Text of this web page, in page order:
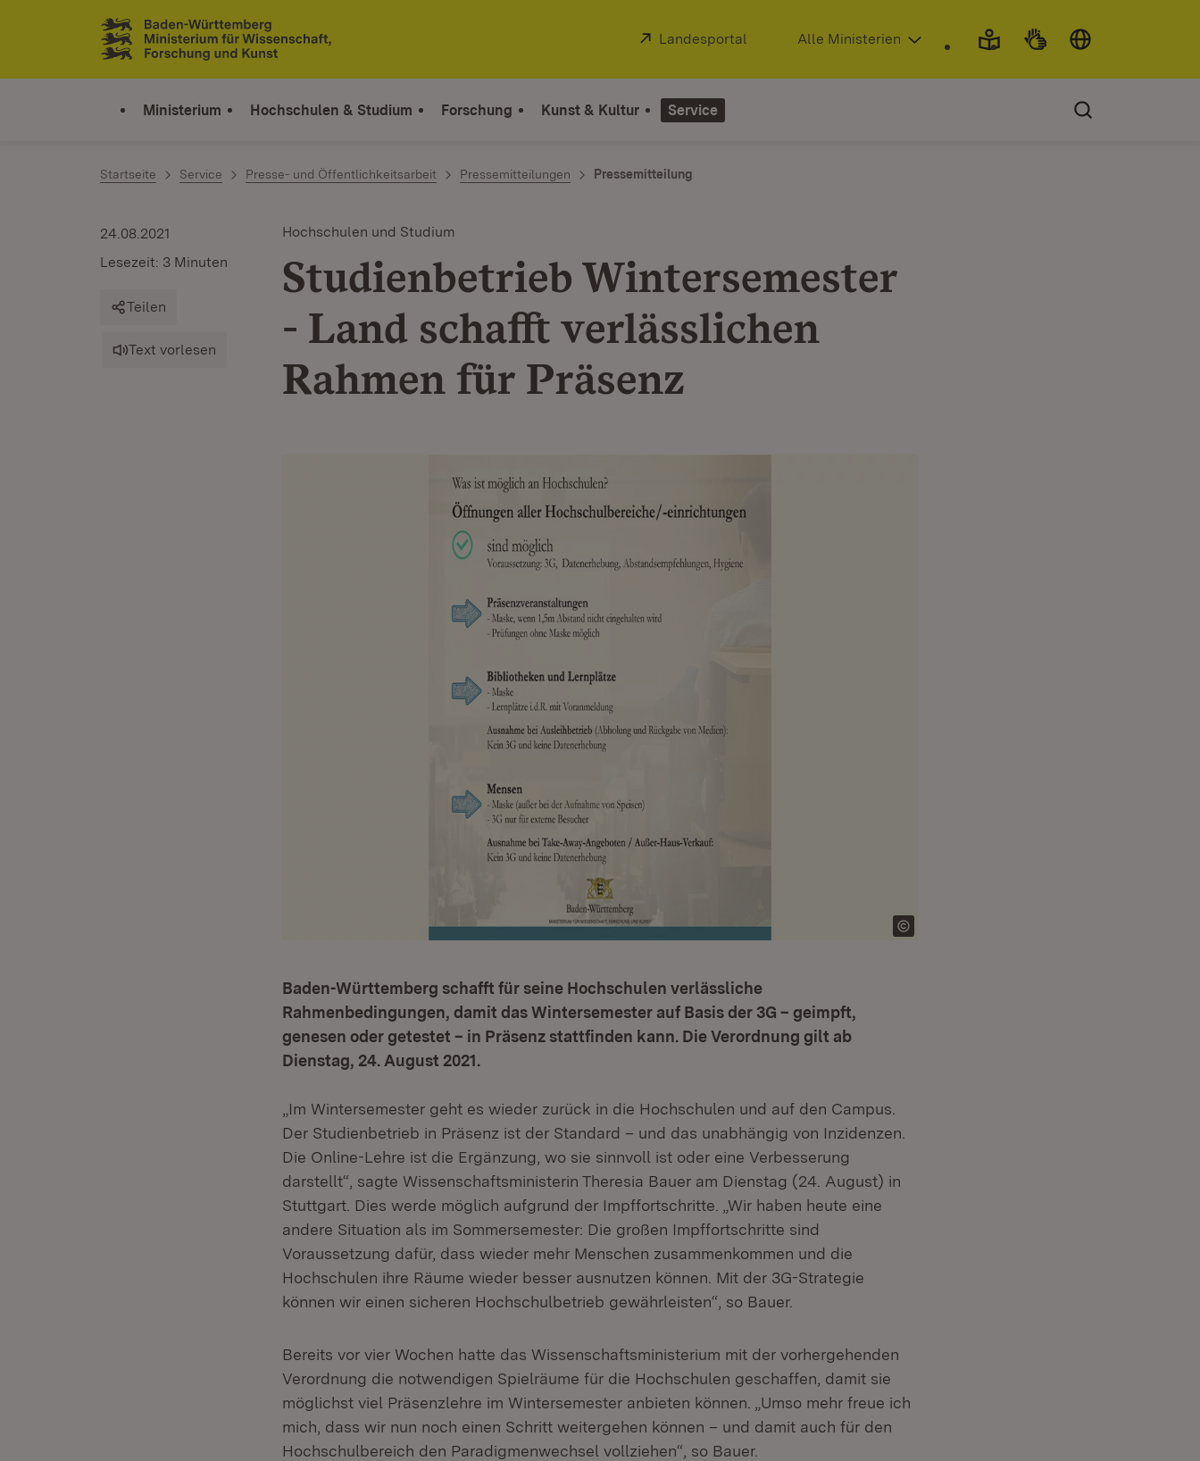
Zum Inhalt springen
Link zur Startseite
Extern:
Landesportal (Öffnet in neuem Fenster)
Alle Ministerien
Ministerium Hochschulen & Studium Forschung Kunst & Kultur Service
Startseite Service Presse- und Öffentlichkeitsarbeit Pressemitteilungen Pressemitteilung
Hochschulen und Studium
Studienbetrieb Wintersemester
- Land schafft verlässlichen
Rahmen für Präsenz
24.08.2021
Lesezeit: 3 Minuten
Teilen
Text vorlesen
Baden-Württemberg schafft für seine Hochschulen verlässliche
Rahmenbedingungen, damit das Wintersemester auf Basis der 3G – geimpft,
genesen oder getestet – in Präsenz stattfinden kann. Die Verordnung gilt ab
Dienstag, 24. August 2021.
„Im Wintersemester geht es wieder zurück in die Hochschulen und auf den Campus.
Der Studienbetrieb in Präsenz ist der Standard – und das unabhängig von Inzidenzen.
Die Online-Lehre ist die Ergänzung, wo sie sinnvoll ist oder eine Verbesserung
darstellt“, sagte Wissenschaftsministerin Theresia Bauer am Dienstag (24. August) in
Stuttgart. Dies werde möglich aufgrund der Impffortschritte. „Wir haben heute eine
andere Situation als im Sommersemester: Die großen Impffortschritte sind
Voraussetzung dafür, dass wieder mehr Menschen zusammenkommen und die
Hochschulen ihre Räume wieder besser ausnutzen können. Mit der 3G-Strategie
können wir einen sicheren Hochschulbetrieb gewährleisten“, so Bauer.
Bereits vor vier Wochen hatte das Wissenschaftsministerium mit der vorhergehenden
Verordnung die notwendigen Spielräume für die Hochschulen geschaffen, damit sie
möglichst viel Präsenzlehre im Wintersemester anbieten können. „Umso mehr freue ich
mich, dass wir nun noch einen Schritt weitergehen können – und damit auch für den
Hochschulbereich den Paradigmenwechsel vollziehen“, so Bauer.